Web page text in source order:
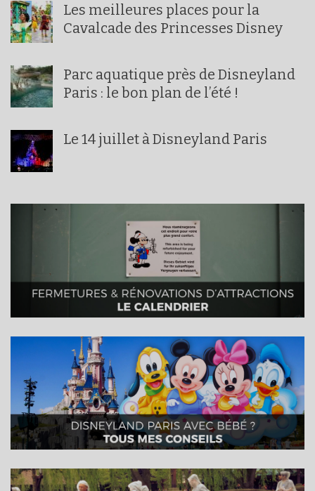
Les meilleures places pour la
Cavalcade des Princesses Disney
Parc aquatique près de Disneyland
Paris : le bon plan de l’été !
Le 14 juillet à Disneyland Paris